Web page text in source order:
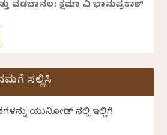
ವಡಬಾನಲ: ಕ್ಷಮಾ ವಿ ಭಾನುಪ್ರಕಾಶ್
ಸಲ್ಲಿಸಿ
ಯುನಿಕೋಡ್ ನಲ್ಲಿ ಇಲ್ಲಿಗೆ